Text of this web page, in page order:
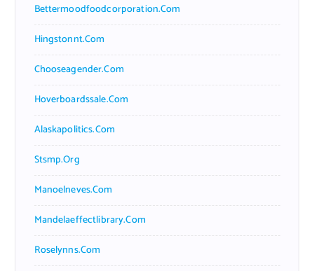
Bettermoodfoodcorporation.com
Hingstonnt.com
Chooseagender.com
Hoverboardssale.com
Alaskapolitics.com
Stsmp.org
Manoelneves.com
Mandelaeffectlibrary.com
Roselynns.com